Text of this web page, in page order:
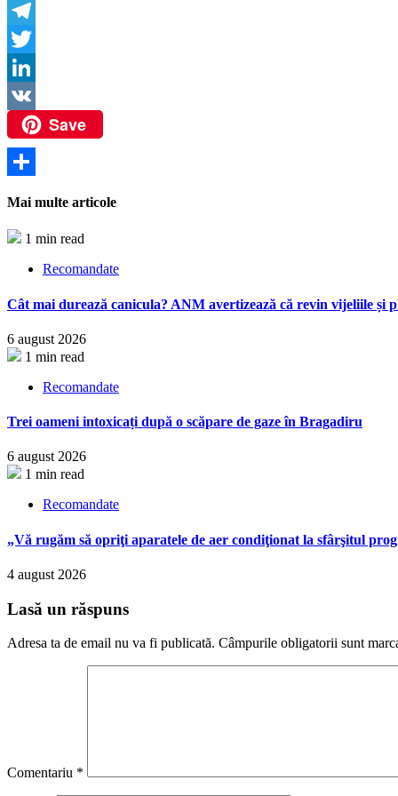
Copy
Link
Telegram
Twitter
LinkedIn
VK
Save
Mai multe articole
1 min read
Recomandate
Cât mai durează canicula? ANM avertizează că revin vijeliile și
6 august 2026
1 min read
Recomandate
Trei oameni intoxicați după o scăpare de gaze în Bragadiru
6 august 2026
1 min read
Recomandate
„Vă rugăm să opriţi aparatele de aer condiţionat la sfârşitul
4 august 2026
Lasă un răspuns
Adresa ta de email nu va fi publicată. Câmpurile obligatorii sunt
Comentariu *